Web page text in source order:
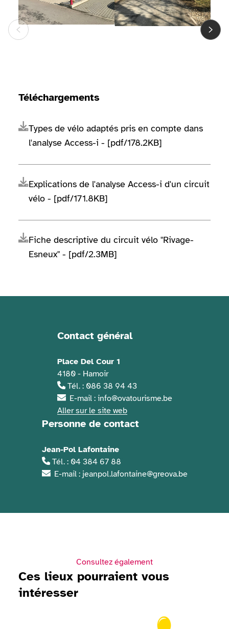
Téléchargements
Types de vélo adaptés pris en compte dans
l'analyse Access-i - [pdf/178.2KB]
Explications de l'analyse Access-i d'un circuit
vélo - [pdf/171.8KB]
Fiche descriptive du circuit vélo "Rivage-
Esneux" - [pdf/2.3MB]
Informations de contact
Contact général
Place Del Cour 1
4180 - Hamoir
Tél. : 086 38 94 43
E-mail : info@ovatourisme.be
Aller sur le site web
Personne de contact
Jean-Pol Lafontaine
Tél. : 04 384 67 88
E-mail : jeanpol.lafontaine@greova.be
Consultez également
Ces lieux pourraient vous
intéresser